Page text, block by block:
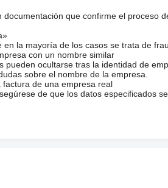
que confirme el proceso
la mayoría de los casos se trata de
con un nombre similar
pueden ocultarse tras la identidad de
sobre el nombre de la empresa.
de una empresa real
de que los datos especificados